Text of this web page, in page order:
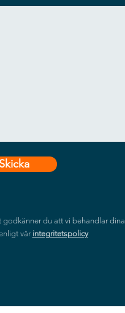
Skicka
du att vi behandlar dina
vår integritetspolicy